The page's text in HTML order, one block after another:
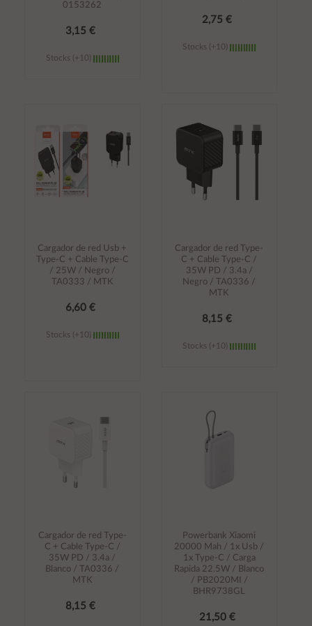
0153262
3,15 €
Stocks (+10)
2,75 €
Stocks (+10)
carrito
Cargador de red Usb +
Type-C + Cable Type-C
/ 25W / Negro /
TA0333 / MTK
6,60 €
Stocks (+10)
Cargador de red Type-
C + Cable Type-C /
35W PD / 3.4a /
Negro / TA0336 /
MTK
8,15 €
Stocks (+10)
carrito
Cargador de red Type-
C + Cable Type-C /
35W PD / 3.4a /
Blanco / TA0336 /
MTK
8,15 €
Powerbank Xiaomi
20000 Mah / 1x Usb /
1x Type-C / Carga
Rapida 22.5W / Blanco
/ PB2020MI /
BHR9738GL
21,50 €